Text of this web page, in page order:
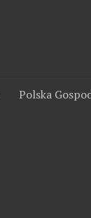
Polska